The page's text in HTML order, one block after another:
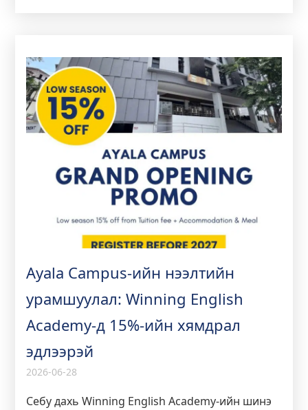
Ayala Campus-ийн нээлтийн
урамшуулал: Winning English
Academy-д 15%-ийн хямдрал
эдлээрэй
2026-06-28
Себу дахь Winning English Academy-ийн шинэ